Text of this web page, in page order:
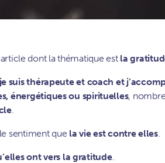
dont la thématique est la
je suis thérapeute et coach et
énergétiques ou spirituelles,
.
sentiment que la vie estcontre elles.
ont vers la gratitude.